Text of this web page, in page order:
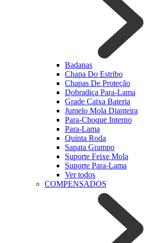
Badanas
Chapa Do Estribo
Chapas De Proteção
Dobradiça Para-Lama
Grade Caixa Bateria
Jumelo Mola Dianteira
Para-Choque Interno
Para-Lama
Quinta Roda
Sapata Grampo
Suporte Feixe Mola
Suporte Para-Lama
Ver todos
COMPENSADOS